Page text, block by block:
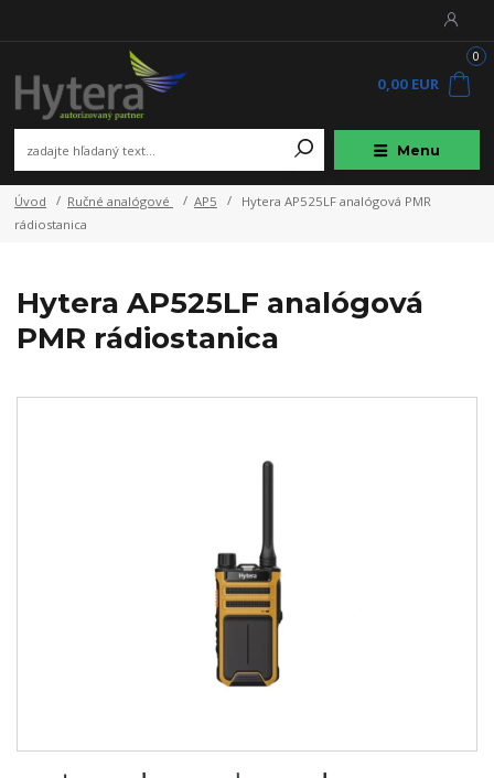
Menu
0
0,00 EUR
Úvod Ručné analógové AP5
Hytera AP525LF analógová PMR
rádiostanica
Hytera AP525LF analógová
PMR rádiostanica